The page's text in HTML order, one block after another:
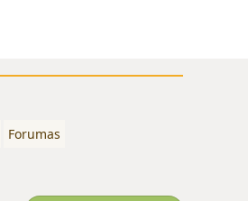
Forumas